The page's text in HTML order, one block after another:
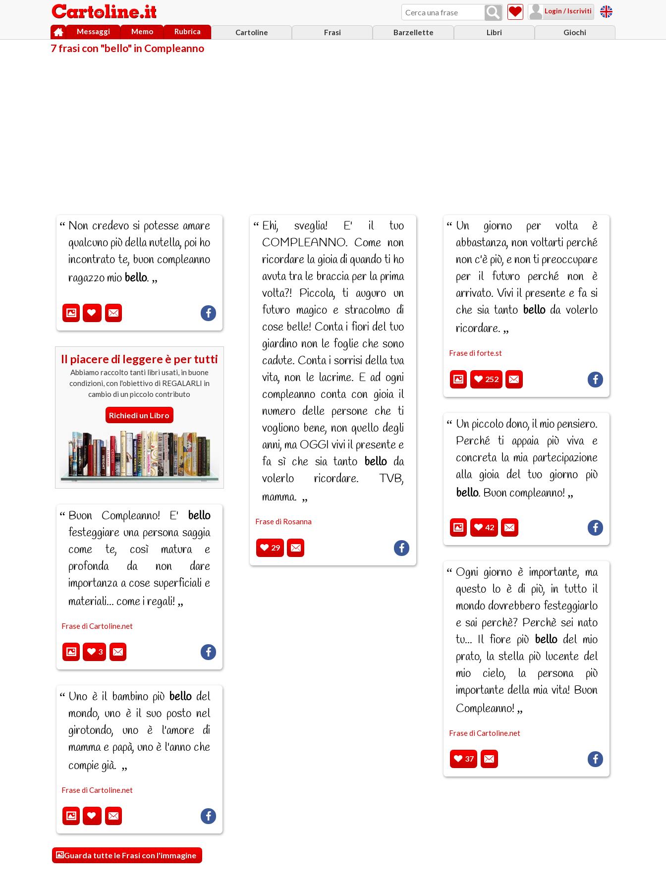
Login / Iscriviti
Cartoline Frasi Barzellette Libri Giochi
Messaggi Memo Rubrica
7 frasi con "bello" in Compleanno
Non credevo si potesse amare
qualcuno più della nutella, poi ho
incontrato te, buon compleanno
ragazzo mio bello.
Il piacere di leggere è per tutti
Abbiamo raccolto tanti libri usati, in buone
condizioni, con l'obiettivo di REGALARLI in
cambio di un piccolo contributo
Richiedi un Libro
Buon Compleanno! E' bello
festeggiare una persona saggia
come te, così matura e
profonda da non dare
importanza a cose superficiali e
materiali... come i regali!
Frase di Cartoline.net
3
Uno è il bambino più bellodel
mondo, uno è il suo posto nel
girotondo, uno è l'amore di
mamma e papà, uno è l'anno che
compie già.
Frase di Cartoline.net
Ehi, sveglia! E' il tuo
COMPLEANNO. Come non
ricordare la gioia di quando ti ho
avuta tra le braccia per la prima
volta?! Piccola, ti auguro un
futuro magico e stracolmo di
cose belle! Conta i fiori del tuo
giardino non le foglie che sono
cadute. Conta i sorrisi della tua
vita, non le lacrime. E ad ogni
compleanno conta con gioia il
numero delle persone che ti
vogliono bene, non quello degli
anni, ma OGGI vivi il presente e
fa sì che sia tanto belloda
volerlo ricordare. TVB,
mamma.
Frase di Rosanna
29
Un giorno per volta è
abbastanza, non voltarti perché
non c'è più, e non ti preoccupare
per il futuro perché non è
arrivato. Vivi il presente e fa si
che sia tanto belloda volerlo
ricordare.
Frase di forte.st
252
Un piccolo dono, il mio pensiero.
Perché ti appaia più viva e
concreta la mia partecipazione
alla gioia del tuo giorno più
bello. Buon compleanno!
42
Ogni giorno è importante, ma
questo lo è di più, in tutto il
mondo dovrebbero festeggiarlo
e sai perchè? Perchè sei nato
tu... Il fiore più bellodel mio
prato, la stella più lucente del
mio cielo, la persona più
importante della mia vita! Buon
Compleanno!
Frase di Cartoline.net
37
Guarda tutte le Frasi con l'immagine